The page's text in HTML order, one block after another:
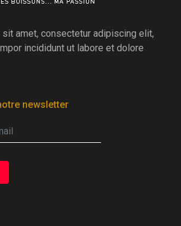
amet, consectetur adipiscing elit,
incididunt ut labore et dolore
newsletter